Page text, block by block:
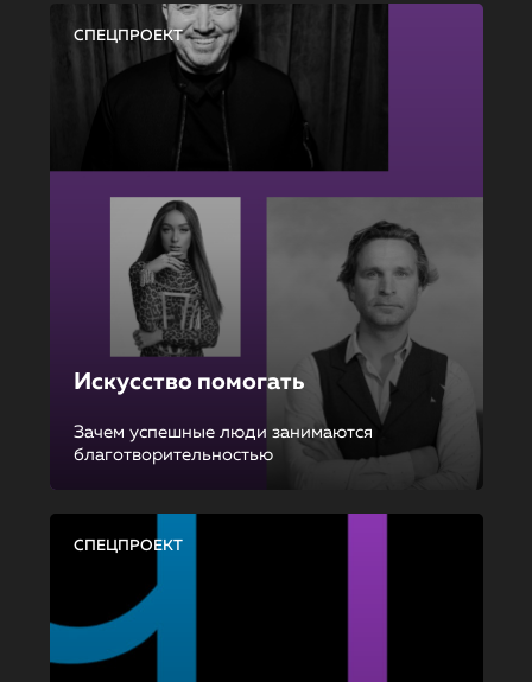
СПЕЦПРОЕКТ
Искусство помогать
Зачем успешные люди занимаются
благотворительностью
СПЕЦПРОЕКТ